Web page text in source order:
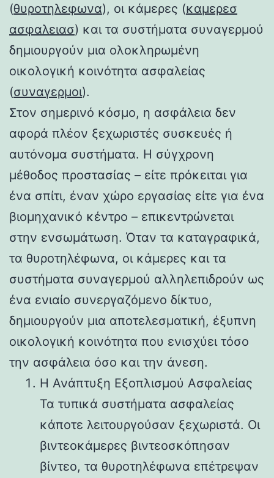
(θυροτηλεφωνα), οι κάμερες (καμερεσ
ασφαλειασ) και τα συστήματα συναγερμού
δημιουργούν μια ολοκληρωμένη
οικολογική κοινότητα ασφαλείας
(συναγερμοι).
Στον σημερινό κόσμο, η ασφάλεια δεν
αφορά πλέον ξεχωριστές συσκευές ή
αυτόνομα συστήματα. Η σύγχρονη
μέθοδος προστασίας – είτε πρόκειται για
ένα σπίτι, έναν χώρο εργασίας είτε για ένα
βιομηχανικό κέντρο – επικεντρώνεται
στην ενσωμάτωση. Όταν τα καταγραφικά,
τα θυροτηλέφωνα, οι κάμερες και τα
συστήματα συναγερμού αλληλεπιδρούν ως
ένα ενιαίο συνεργαζόμενο δίκτυο,
δημιουργούν μια αποτελεσματική, έξυπνη
οικολογική κοινότητα που ενισχύει τόσο
την ασφάλεια όσο και την άνεση.
Η Ανάπτυξη Εξοπλισμού Ασφαλείας
Τα τυπικά συστήματα ασφαλείας
κάποτε λειτουργούσαν ξεχωριστά. Οι
βιντεοκάμερες βιντεοσκόπησαν
βίντεο, τα θυροτηλέφωνα επέτρεψαν